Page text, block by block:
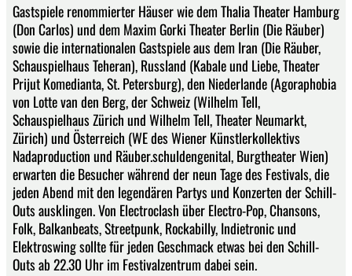
Gastspiele renommierter Häuser wie dem Thalia Theater Hamburg
(Don Carlos) und dem Maxim Gorki Theater Berlin (Die Räuber)
sowie die internationalen Gastspiele aus dem Iran (Die Räuber,
Schauspielhaus Teheran), Russland (Kabale und Liebe, Theater
Prijut Komedianta, St. Petersburg), den Niederlande (Agoraphobia
von Lotte van den Berg, der Schweiz (Wilhelm Tell,
Schauspielhaus Zürich und Wilhelm Tell, Theater Neumarkt,
Zürich) und Österreich (WE des Wiener Künstlerkollektivs
Nadaproduction und Räuber.schuldengenital, Burgtheater Wien)
erwarten die Besucher während der neun Tage des Festivals, die
jeden Abend mit den legendären Partys und Konzerten der Schill-
Outs ausklingen. Von Electroclash über Electro-Pop, Chansons,
Folk, Balkanbeats, Streetpunk, Rockabilly, Indietronic und
Elektroswing sollte für jeden Geschmack etwas bei den Schill-
Outs ab 22.30 Uhr im Festivalzentrum dabei sein.